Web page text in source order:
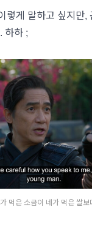
렇게 말하고 싶지만,
하하 ;
먹은 소금이 네가 먹은 쌀보